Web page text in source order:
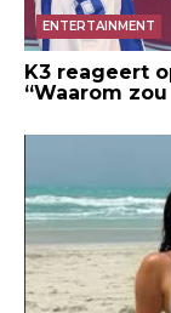
ENTERTAINMENT
K3 reageert
“Waarom